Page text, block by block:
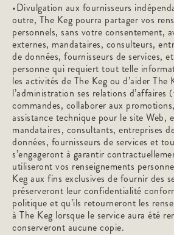
•Divulgation aux fournisseurs
outre, The Keg pourra partager vos
personnels, sans votre consentement,
externes, mandataires, consulteurs,
de données, fournisseurs de services,
personne qui requiert tout telle
les activités de The Keg ou d’aider The
l’administration ses relations d’affaires
commandes, collaborer aux
assistance technique pour le site Web,
mandataires, consultants, entreprises
données, fournisseurs de services et
s’engageront à garantir
utiliseront vos renseignements
Keg aux fins exclusives de fournir des
préserveront leur confidentialité
politique et qu’ils retourneront les
à The Keg lorsque le service aura été
conserveront aucune copie.